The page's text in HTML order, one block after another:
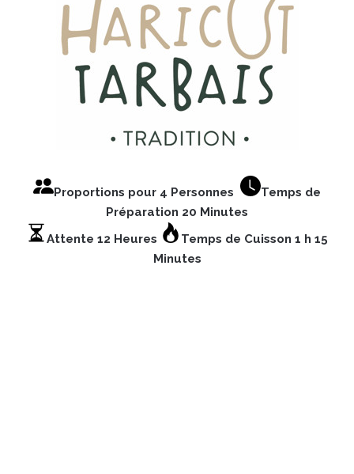
Proportions pour 4 Personnes
Temps de
Préparation 20 Minutes
Attente 12 Heures
Temps de Cuisson 1 h 15
Minutes